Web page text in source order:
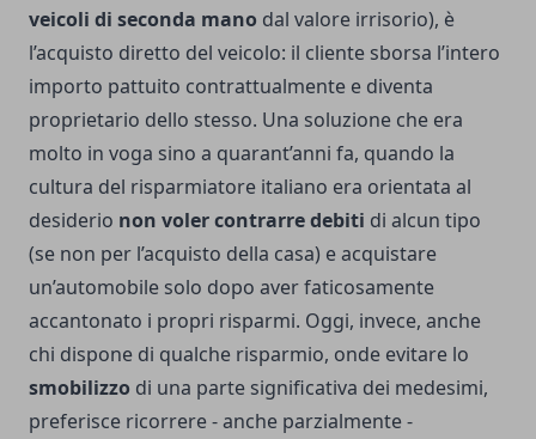
veicoli di seconda mano dal valore irrisorio), è
l’acquisto diretto del veicolo: il cliente sborsa l’intero
importo pattuito contrattualmente e diventa
proprietario dello stesso. Una soluzione che era
molto in voga sino a quarant’anni fa, quando la
cultura del risparmiatore italiano era orientata al
desiderio non voler contrarre debiti di alcun tipo
(se non per l’acquisto della casa) e acquistare
un’automobile solo dopo aver faticosamente
accantonato i propri risparmi. Oggi, invece, anche
chi dispone di qualche risparmio, onde evitare lo
smobilizzo di una parte significativa dei medesimi,
preferisce ricorrere - anche parzialmente -